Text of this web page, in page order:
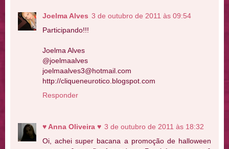
Joelma Alves 3 de outubro de 2011 às 09:54
Participando!!!
Joelma Alves
@joelmaalves
joelmaalves3@hotmail.com
http://cliqueneurotico.blogspot.com
Responder
♥ Anna Oliveira ♥ 3 de outubro de 2011 às 18:32
Oi, achei super bacana a promoção de halloween